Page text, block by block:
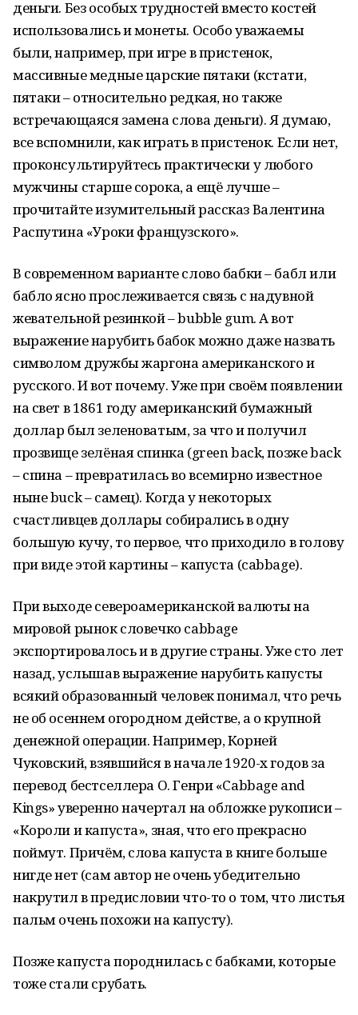
деньги. Без особых трудностей вместо костей
использовались и монеты. Особо уважаемы
были, например, при игре в пристенок,
массивные медные царские пятаки (кстати,
пятаки – относительно редкая, но также
встречающаяся замена слова деньги). Я думаю,
все вспомнили, как играть в пристенок. Если нет,
проконсультируйтесь практически у любого
мужчины старше сорока, а ещё лучше –
прочитайте изумительный рассказ Валентина
Распутина «Уроки французского».
В современном варианте слово бабки – бабл или
бабло ясно прослеживается связь с надувной
жевательной резинкой – bubble gum. А вот
выражение нарубить бабок можно даже назвать
символом дружбы жаргона американского и
русского. И вот почему. Уже при своём появлении
на свет в 1861 году американский бумажный
доллар был зеленоватым, за что и получил
прозвище зелёная спинка (green back, позже back
– спина – превратилась во всемирно известное
ныне buck – самец). Когда у некоторых
счастливцев доллары собирались в одну
большую кучу, то первое, что приходило в голову
при виде этой картины – капуста (cabbage).
При выходе североамериканской валюты на
мировой рынок словечко cabbage
экспортировалось и в другие страны. Уже сто лет
назад, услышав выражение нарубить капусты
всякий образованный человек понимал, что речь
не об осеннем огородном действе, а о крупной
денежной операции. Например, Корней
Чуковский, взявшийся в начале 1920-х годов за
перевод бестселлера О. Генри «Cabbage and
Kings» уверенно начертал на обложке рукописи –
«Короли и капуста», зная, что его прекрасно
поймут. Причём, слова капуста в книге больше
нигде нет (сам автор не очень убедительно
накрутил в предисловии что-то о том, что листья
пальм очень похожи на капусту).
Позже капуста породнилась с бабками, которые
тоже стали срубать.